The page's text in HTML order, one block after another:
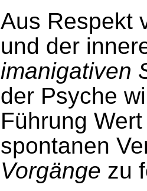
Aus Respekt
und der
imanigativen
der Psyche
Führung
spontanen
Vorgänge zu